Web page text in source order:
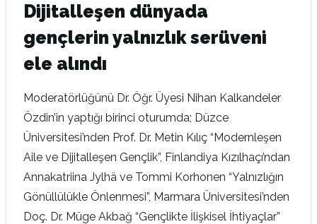
Dijitalleşen dünyada
gençlerin yalnızlık serüveni
ele alındı
Moderatörlüğünü Dr. Öğr. Üyesi Nihan Kalkandeler
Özdin’in yaptığı birinci oturumda; Düzce
Üniversitesi’nden Prof. Dr. Metin Kılıç “Modernleşen
Aile ve Dijitalleşen Gençlik”, Finlandiya Kızılhaçı’ndan
Annakatriina Jylhä ve Tommi Korhonen “Yalnızlığın
Gönüllülükle Önlenmesi”, Marmara Üniversitesi’nden
Doç. Dr. Müge Akbağ “Gençlikte İlişkisel İhtiyaçlar”